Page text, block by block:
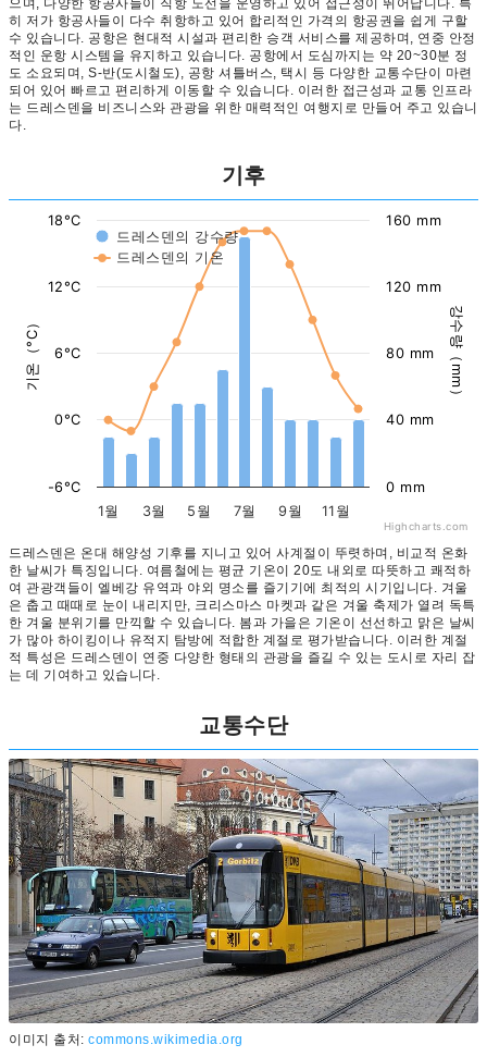
으며, 다양한 항공사들이 직항 노선을 운영하고 있어 접근성이 뛰어납니다. 특
히 저가 항공사들이 다수 취항하고 있어 합리적인 가격의 항공권을 쉽게 구할
수 있습니다. 공항은 현대적 시설과 편리한 승객 서비스를 제공하며, 연중 안정
적인 운항 시스템을 유지하고 있습니다. 공항에서 도심까지는 약 20~30분 정
도 소요되며, S-반(도시철도), 공항 셔틀버스, 택시 등 다양한 교통수단이 마련
되어 있어 빠르고 편리하게 이동할 수 있습니다. 이러한 접근성과 교통 인프라
는 드레스덴을 비즈니스와 관광을 위한 매력적인 여행지로 만들어 주고 있습니
다.
기후
기온（°C） 강수량（mm）
드레스덴의 강수량
드레스덴의 기온
1월 3월 5월 7월 9월 11월
-6°C
0°C
6°C
12°C
18°C
0 mm
40 mm
80 mm
120 mm
160 mm
Highcharts.com
드레스덴은 온대 해양성 기후를 지니고 있어 사계절이 뚜렷하며, 비교적 온화
한 날씨가 특징입니다. 여름철에는 평균 기온이 20도 내외로 따뜻하고 쾌적하
여 관광객들이 엘베강 유역과 야외 명소를 즐기기에 최적의 시기입니다. 겨울
은 춥고 때때로 눈이 내리지만, 크리스마스 마켓과 같은 겨울 축제가 열려 독특
한 겨울 분위기를 만끽할 수 있습니다. 봄과 가을은 기온이 선선하고 맑은 날씨
가 많아 하이킹이나 유적지 탐방에 적합한 계절로 평가받습니다. 이러한 계절
적 특성은 드레스덴이 연중 다양한 형태의 관광을 즐길 수 있는 도시로 자리 잡
는 데 기여하고 있습니다.
교통수단
이미지 출처: commons.wikimedia.org